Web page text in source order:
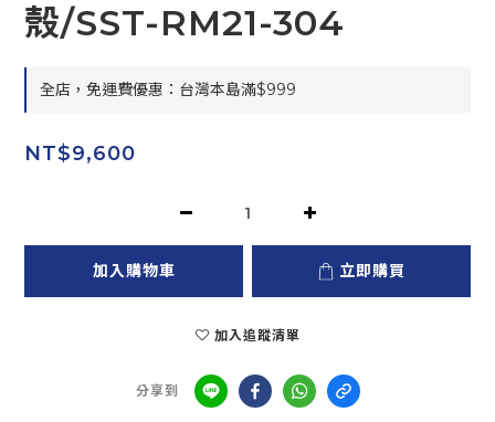
殼/SST-RM21-304
全店，免運費優惠：台灣本島滿$999
NT$9,600
加入購物車 立即購買
加入追蹤清單
分享到